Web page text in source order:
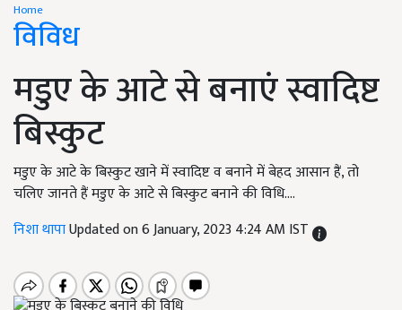
Home
विविध
मडुए के आटे से बनाएं स्वादिष्ट
बिस्कुट
मडुए के आटे के बिस्कुट खाने में स्वादिष्ट व बनाने में बेहद आसान हैं, तो
चलिए जानते हैं मडुए के आटे से बिस्कुट बनाने की विधि....
निशा थापाUpdated on 6 January, 2023 4:24 AM IST